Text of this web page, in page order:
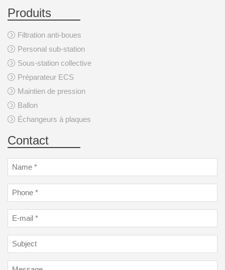
Produits
Filtration anti-boues
Personal sub-station
Sous-station collective
Préparateur ECS
Maintien de pression
Ballon
Échangeurs à plaques
Contact